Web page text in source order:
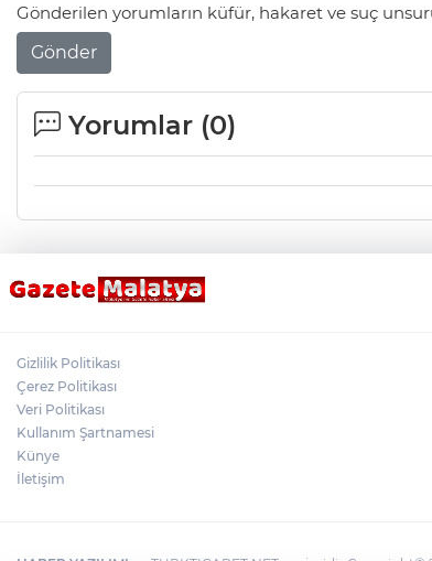
Gönderilen yorumların küfür, hakaret ve suç
Gönder
Yorumlar (0)
Gizlilik Politikası
Çerez Politikası
Veri Politikası
Kullanım Şartnamesi
Künye
İletişim